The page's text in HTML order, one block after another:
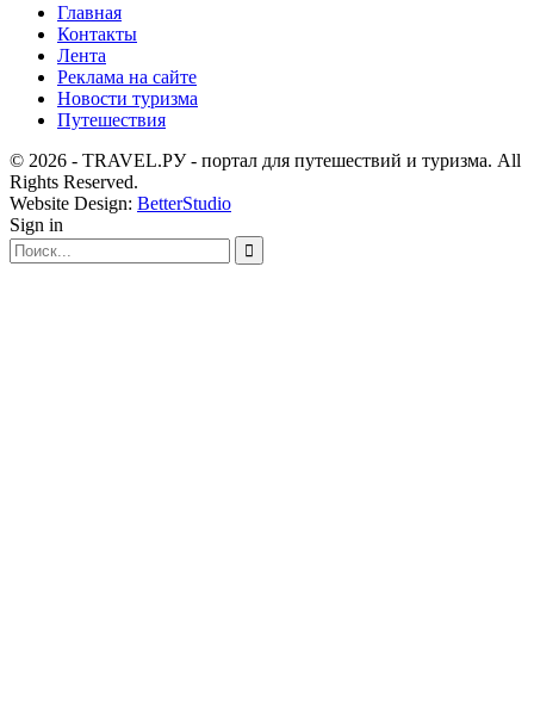
Главная
Контакты
Лента
Реклама на сайте
Новости туризма
Путешествия
© 2026 - TRAVEL.РУ - портал для путешествий и туризма. All
Rights Reserved.
Website Design: BetterStudio
Sign in